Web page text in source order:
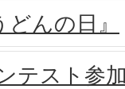
んの日』
テスト参